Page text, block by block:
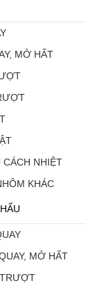
MỞ HẤT
CÁCH NHIỆT
KHÁC
MỞ HẤT